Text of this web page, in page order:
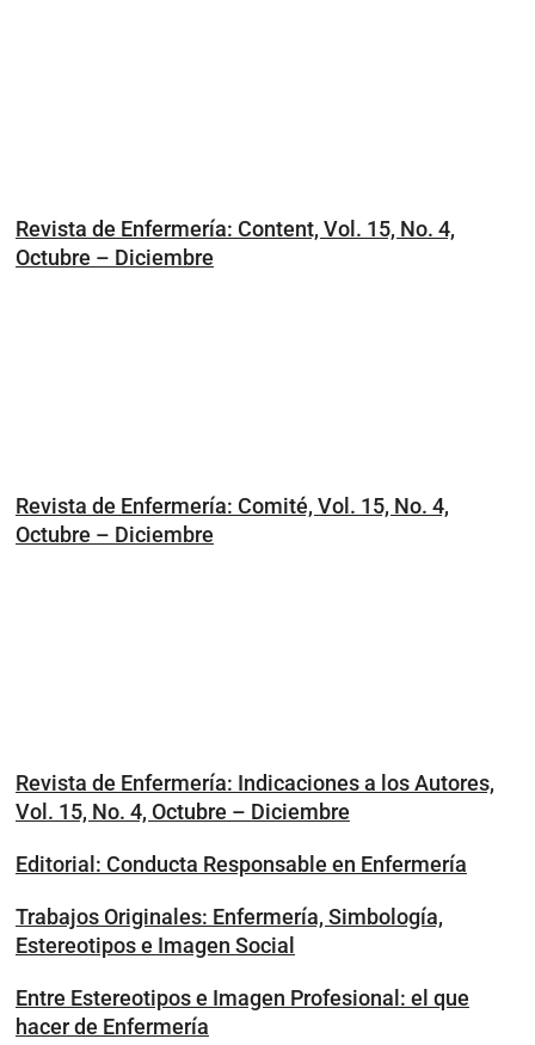
Revista de Enfermería: Content, Vol. 15, No. 4,
Octubre – Diciembre
Revista de Enfermería: Comité, Vol. 15, No. 4,
Octubre – Diciembre
Revista de Enfermería: Indicaciones a los Autores,
Vol. 15, No. 4, Octubre – Diciembre
Editorial: Conducta Responsable en Enfermería
Trabajos Originales: Enfermería, Simbología,
Estereotipos e Imagen Social
Entre Estereotipos e Imagen Profesional: el que
hacer de Enfermería